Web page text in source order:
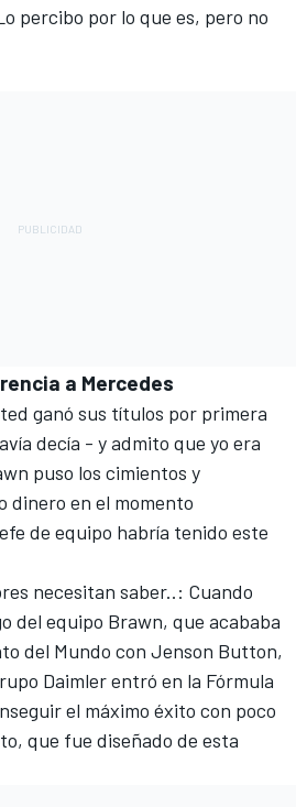
percibo por lo que es, pero no
a Mercedes
ganó sus títulos por primera
decía - y admito que yo era
puso los cimientos y
dinero en el momento
de equipo habría tenido este
necesitan saber..: Cuando
del equipo Brawn, que acababa
del Mundo con Jenson Button,
Daimler entró en la Fórmula
el máximo éxito con poco
que fue diseñado de esta